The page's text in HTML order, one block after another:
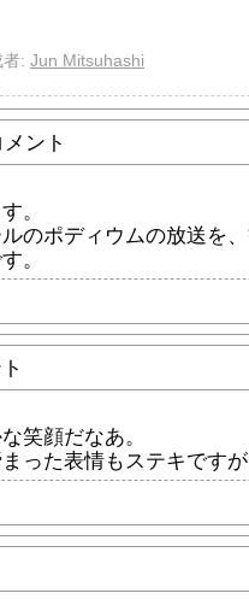
: Jun Mitsuhashi
ント
。
のポディウムの放送を
。
笑顔だなあ。
った表情もステキです